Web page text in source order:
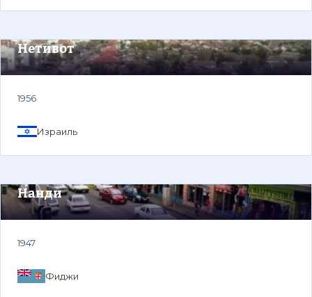
Нетивот
1956
Израиль
Нанди
1947
Фиджи